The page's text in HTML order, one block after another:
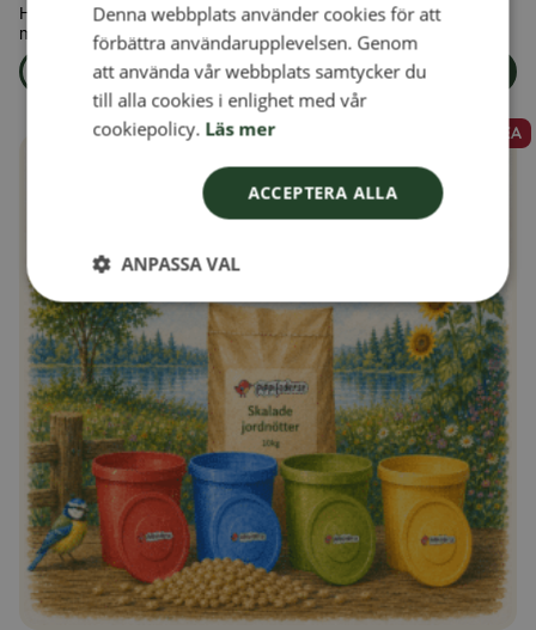
Hackade solrosfrön är bra för mindre fåglar som har svårt att få
med sig en hel solroskärna.
Läs mer
om produkten Skalade, hackade solrosfrön 25kg
Lägg i varukorg
REA
flera
varianter.
De
olika
alternativen
kan
väljas
på
produktsidan
FINNISH
DANISH
Denna webbplats använder cookies för att
förbättra användarupplevelsen. Genom
att använda vår webbplats samtycker du
till alla cookies i enlighet med vår
cookiepolicy. Läs mer
ACCEPTERA ALLA
ANPASSA VAL